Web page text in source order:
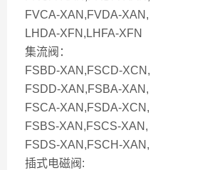
FVCA-XAN,FVDA-XAN,
LHDA-XFN,LHFA-XFN
集流阀：
FSBD-XAN,FSCD-XCN,
FSDD-XAN,FSBA-XAN,
FSCA-XAN,FSDA-XCN,
FSBS-XAN,FSCS-XAN,
FSDS-XAN,FSCH-XAN,
插式电磁阀: